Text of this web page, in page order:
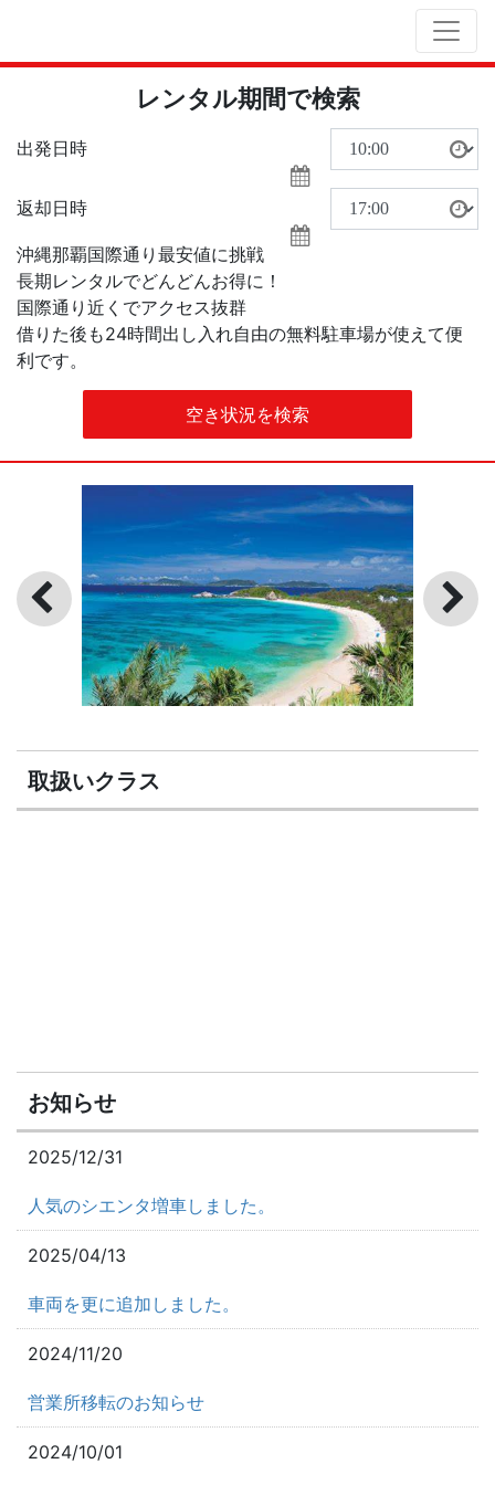
レンタル期間で検索
出発日時
返却日時
沖縄那覇国際通り最安値に挑戦
長期レンタルでどんどんお得に！
国際通り近くでアクセス抜群
借りた後も24時間出し入れ自由の無料駐車場が使えて便
利です。
空き状況を検索
取扱いクラス
お知らせ
2025/12/31
人気のシエンタ増車しました。
2025/04/13
車両を更に追加しました。
2024/11/20
営業所移転のお知らせ
2024/10/01